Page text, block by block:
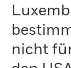
nicht